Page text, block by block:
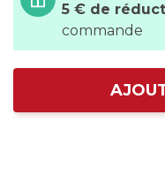
5 € de
commande